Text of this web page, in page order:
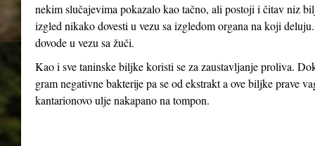
nekim slučajevima pokazalo kao tačno, ali postoji i čitav niz
izgled nikako dovesti u vezu sa izgledom organa na koji
dovode u vezu sa žuči.
Kao i sve taninske biljke koristi se za zaustavljanje proliva.
gram negativne bakterije pa se od ekstrakt a ove biljke prave
kantarionovo ulje nakapano na tompon.